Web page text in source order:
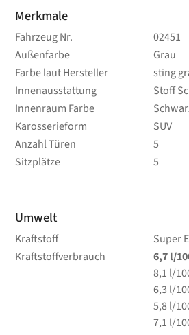
Merkmale
Fahrzeug Nr.
02451
Außenfarbe
Grau
Farbe laut Hersteller
sting
Innenausstattung
Stoff
Innenraum Farbe
Karosserieform
SUV
Anzahl Türen
5
Sitzplätze
5
Umwelt
Kraftstoff
Super
Kraftstoffverbrauch
6,7l/
8,1 l/
6,3 l/
5,8l/
7,1 l/